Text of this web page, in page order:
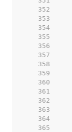
   352
   353
   354
   355
   356
   357
   358
   359
   360
   361
   362
   363
   364
   365